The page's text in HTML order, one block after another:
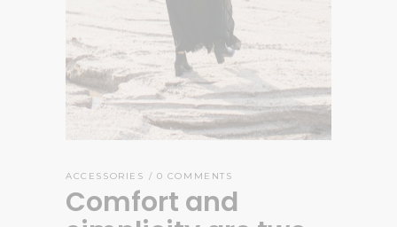
ACCESSORIES 0 COMMENTS
Comfort and